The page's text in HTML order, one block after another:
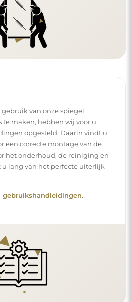
op de hoogte
nieuws, inspiraties en
interieurtrends en vind
Sluit u aan bij onze
wat wij speciaal voor u in petto